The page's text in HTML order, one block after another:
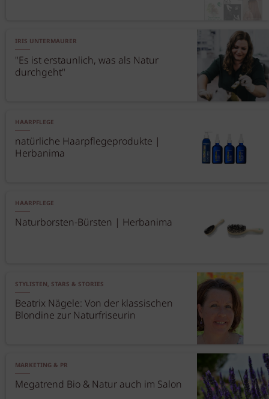
IRIS UNTERMAURER
"Es ist erstaunlich, was als Natur
durchgeht"
HAARPFLEGE
natürliche Haarpflegeprodukte |
Herbanima
HAARPFLEGE
Naturborsten-Bürsten | Herbanima
STYLISTEN, STARS & STORIES
Beatrix Nägele: Von der klassischen
Blondine zur Naturfriseurin
MARKETING & PR
Megatrend Bio & Natur auch im Salon